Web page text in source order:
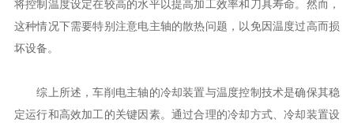
将控制温度设定在较高的水平以提高加工效率和刀具寿命。然而，
这种情况下需要特别注意电主轴的散热问题，以免因温度过高而损
坏设备。
综上所述，车削电主轴的冷却装置与温度控制技术是确保其稳
定运行和高效加工的关键因素。通过合理的冷却方式、冷却装置设